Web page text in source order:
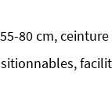
80 cm,